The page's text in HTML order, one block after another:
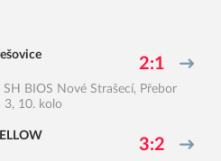
2:1
SH BIOS Nové Strašecí, Přebor
3, 10. kolo
3:2